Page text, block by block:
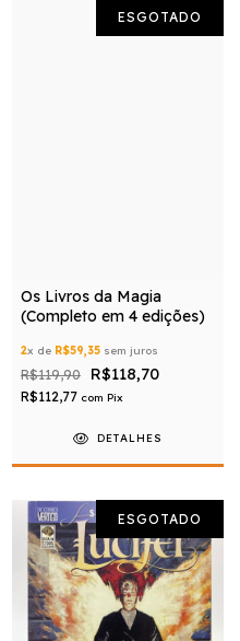
ESGOTADO
Os Livros da Magia
(Completo em 4 edições)
2x de R$59,35 sem juros
R$119,90 R$118,70
R$112,77 com Pix
DETALHES
ESGOTADO